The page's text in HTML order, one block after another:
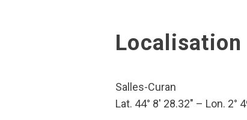
Localisation
Salles-Curan
Lat. 44° 8′ 28.32″ – Lon. 2°